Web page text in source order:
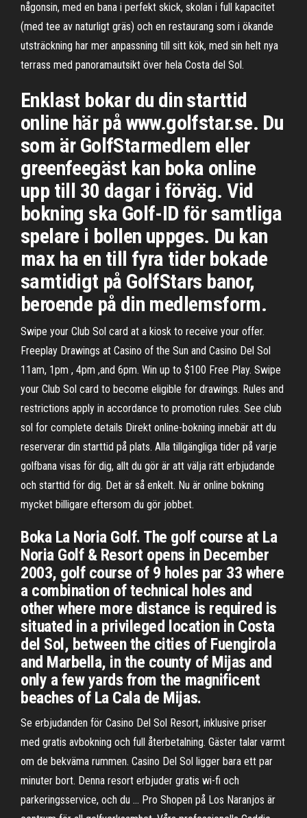
någonsin, med en bana i perfekt skick, skolan i full kapacitet
(med tee av naturligt gräs) och en restaurang som i ökande
utsträckning har mer anpassning till sitt kök, med sin helt nya
terrass med panoramautsikt över hela Costa del Sol.
Enklast bokar du din starttid
online här på www.golfstar.se. Du
som är GolfStarmedlem eller
greenfeegäst kan boka online
upp till 30 dagar i förväg. Vid
bokning ska Golf-ID för samtliga
spelare i bollen uppges. Du kan
max ha en till fyra tider bokade
samtidigt på GolfStars banor,
beroende på din medlemsform.
Swipe your Club Sol card at a kiosk to receive your offer.
Freeplay Drawings at Casino of the Sun and Casino Del Sol
11am, 1pm , 4pm ,and 6pm. Win up to $100 Free Play. Swipe
your Club Sol card to become eligible for drawings. Rules and
restrictions apply in accordance to promotion rules. See club
sol for complete details Direkt online-bokning innebär att du
reserverar din starttid på plats. Alla tillgängliga tider på varje
golfbana visas för dig, allt du gör är att välja rätt erbjudande
och starttid för dig. Det är så enkelt. Nu är online bokning
mycket billigare eftersom du gör jobbet.
Boka La Noria Golf. The golf course at La
Noria Golf & Resort opens in December
2003, golf course of 9 holes par 33 where
a combination of technical holes and
other where more distance is required is
situated in a privileged location in Costa
del Sol, between the cities of Fuengirola
and Marbella, in the county of Mijas and
only a few yards from the magnificent
beaches of La Cala de Mijas.
Se erbjudanden för Casino Del Sol Resort, inklusive priser
med gratis avbokning och full återbetalning. Gäster talar varmt
om de bekväma rummen. Casino Del Sol ligger bara ett par
minuter bort. Denna resort erbjuder gratis wi-fi och
parkeringsservice, och du … Pro Shopen på Los Naranjos är